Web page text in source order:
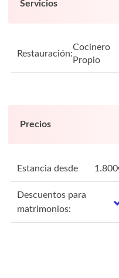
Servicios
Restauración:
Cocinero
Propio
Precios
Estancia desde 1.800
Descuentos para
matrimonios: